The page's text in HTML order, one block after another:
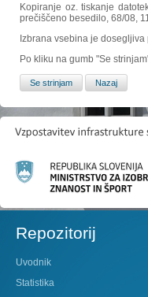
Kopiranje oz. tiskanje
prečiščeno besedilo, 68/08,
Izbrana vsebina je
Po kliku na gumb "Se
Repozitorij
Uvodnik
Statistika